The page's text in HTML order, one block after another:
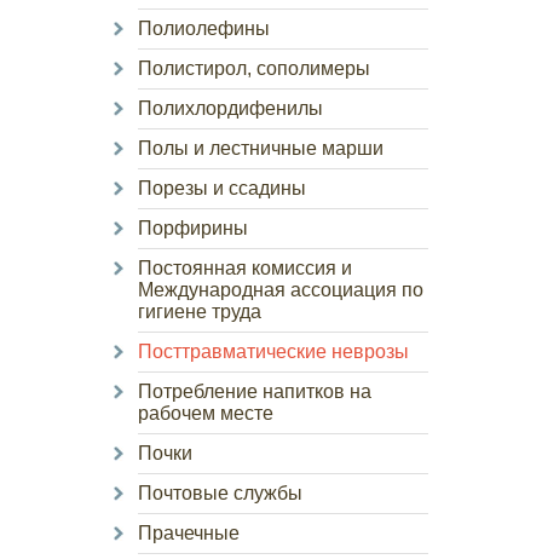
Полиолефины
Полистирол, сополимеры
Полихлордифенилы
Полы и лестничные марши
Порезы и ссадины
Порфирины
Постоянная комиссия и
Международная ассоциация по
гигиене труда
Посттравматические неврозы
Потребление напитков на
рабочем месте
Почки
Почтовые службы
Прачечные